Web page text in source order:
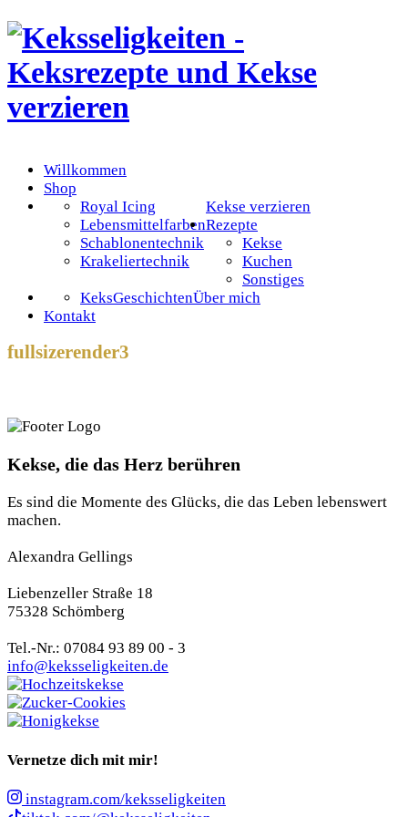
Willkommen
Shop
Kekse verzieren
Royal Icing
Lebensmittelfarben
Schablonentechnik
Krakeliertechnik
Rezepte
Kekse
Kuchen
Sonstiges
Über mich
KeksGeschichten
Kontakt
fullsizerender3
Kekse, die das Herz berühren
Es sind die Momente des Glücks, die das Leben lebenswert
machen.
Alexandra Gellings
Liebenzeller Straße 18
75328 Schömberg
Tel.-Nr.: 07084 93 89 00 - 3
info@keksseligkeiten.de
Vernetze dich mit mir!
instagram.com/keksseligkeiten